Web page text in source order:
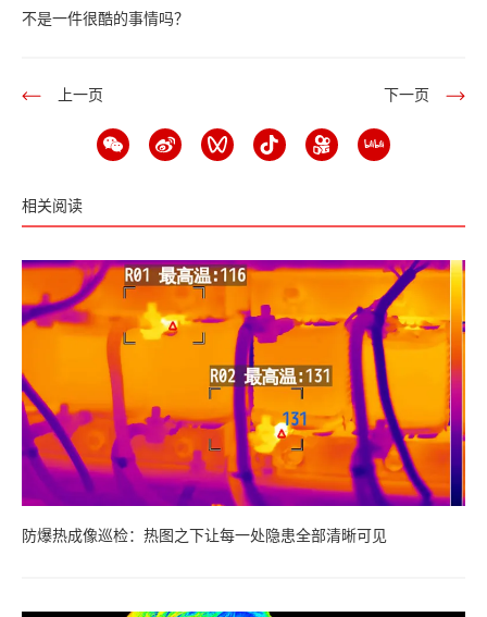
不是一件很酷的事情吗？
上一页 下一页
相关阅读
防爆热成像巡检：热图之下让每一处隐患全部清晰可见